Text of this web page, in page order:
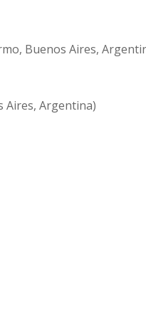
Buenos Aires,
Aires, Argentina)